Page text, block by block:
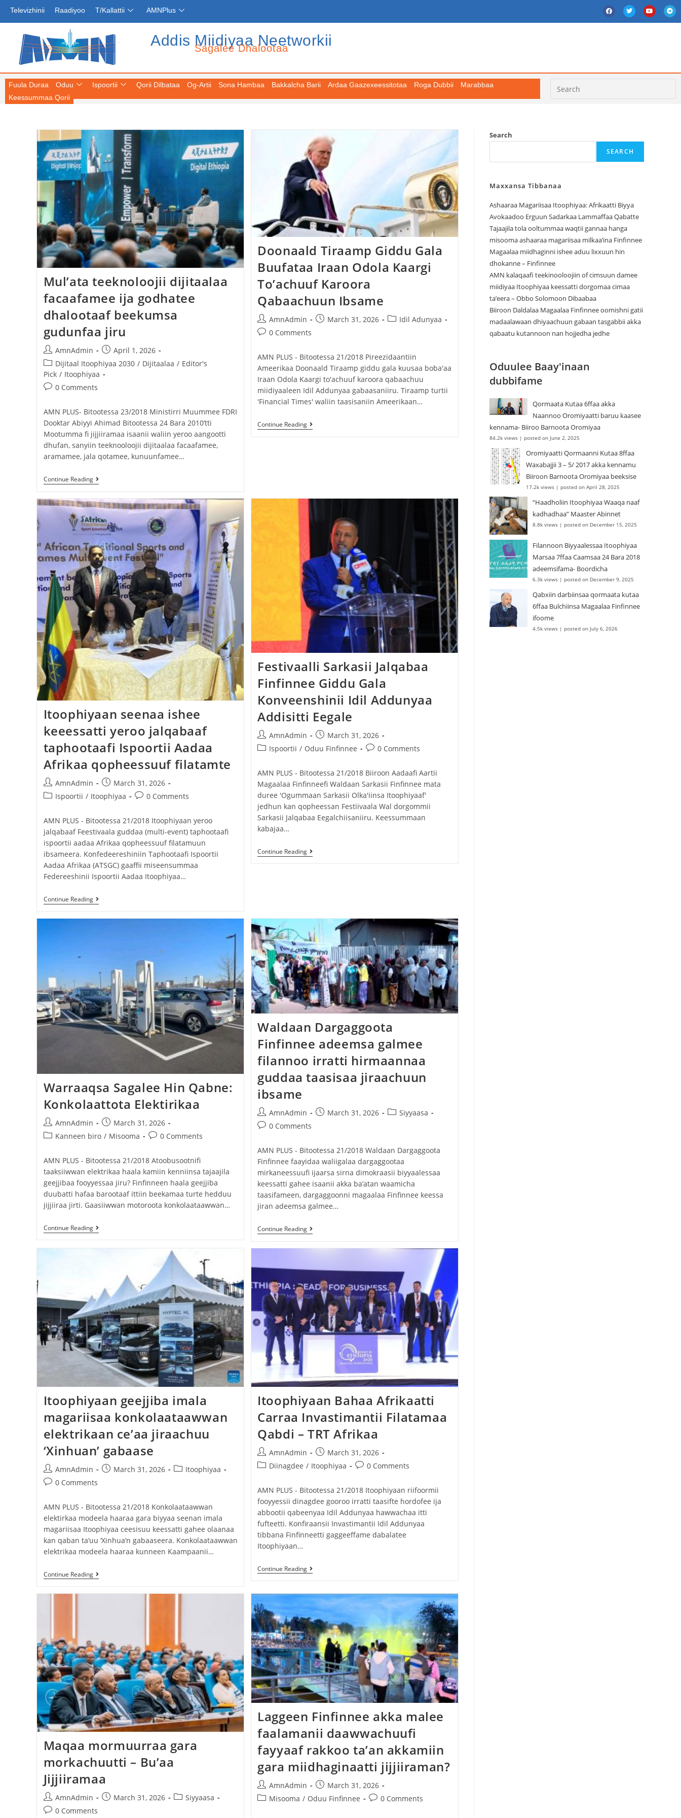
Televizhinii Raadiyoo T/Kallattii AMNPlus
Addis Miidiyaa Neetworkii
Sagalee Dhalootaa
Fuula Duraa Oduu
Ashaaraa Magariisaa Itoophiyaa:
Afrikaatti Biyya Avokaadoo Erguun
Sadarkaa Lammaffaa Qabatte
August 5, 2026
Jijjiirama saffisa Itoophiyaan roga maraan
galmeessaa jirtu ajaa’ibsiifachuu
dhiisuun hin danda’amu – Xiinxala CNN
August 4, 2026
Ispoortii Qorii Dilbataa Og-Artii Sona Hambaa Bakkalcha Barii Ardaa Gaazexeessitotaa Roga Dubbii
Marabbaa
Keessummaa Qorii
Mul’ata teeknoloojii dijitaalaa
facaafamee ija godhatee
dhalootaaf beekumsa
gudunfaa jiru
AmnAdmin
April 1, 2026
Dijitaal Itoophiyaa 2030 / Dijitaalaa / Editor's
Pick / Itoophiyaa
0 Comments
AMN PLUS- Bitootessa 23/2018 Ministirri Muummee FDRI
Dooktar Abiyyi Ahimad Bitootessa 24 Bara 2010’tti
Mootumma fi jijjiiramaa isaanii waliin yeroo aangootti
dhufan, sanyiin teeknooloojii dijitaalaa facaafamee,
aramamee, jala qotamee, kunuunfamee…
Continue Reading
Doonaald Tiraamp Giddu Gala
Buufataa Iraan Odola Kaargi
To’achuuf Karoora
Qabaachuun Ibsame
AmnAdmin March 31, 2026
Idil Adunyaa
0 Comments
AMN PLUS - Bitootessa 21/2018 Pireezidaantiin
Ameerikaa Doonaald Tiraamp giddu gala kuusaa boba'aa
Iraan Odola Kaargi to'achuuf karoora qabaachuu
miidiyaaleen Idil Addunyaa gabaasaniiru. Tiraamp turtii
'Financial Times' waliin taasisaniin Ameerikaan…
Continue Reading
Itoophiyaan seenaa ishee
keeessatti yeroo jalqabaaf
taphootaafi Ispoortii Aadaa
Afrikaa qopheessuuf filatamte
AmnAdmin
March 31, 2026
Ispoortii / Itoophiyaa 0 Comments
AMN PLUS - Bitootessa 21/2018 Itoophiyaan yeroo
jalqabaaf Feestivaala guddaa (multi-event) taphootaafi
ispoortii aadaa Afrikaa qopheessuuf filatamuun
ibsameera. Konfedeereshiniin Taphootaafi Ispoortii
Aadaa Afrikaa (ATSGC) gaaffii miseensummaa
Federeeshinii Ispoortii Aadaa Itoophiyaa…
Continue Reading
Festivaalli Sarkasii Jalqabaa
Finfinnee Giddu Gala
Konveenshinii Idil Addunyaa
Addisitti Eegale
AmnAdmin
March 31, 2026
Ispoortii / Oduu Finfinnee 0 Comments
AMN PLUS - Bitootessa 21/2018 Biiroon Aadaafi Aartii
Magaalaa Finfinneefi Waldaan Sarkasii Finfinnee mata
duree 'Ogummaan Sarkasii Olka'iinsa Itoophiyaaf'
jedhun kan qopheessan Festiivaala Wal dorgommii
Sarkasii Jalqabaa Eegalchiisaniiru. Keessummaan
kabajaa…
Continue Reading
Warraaqsa Sagalee Hin Qabne:
Konkolaattota Elektirikaa
AmnAdmin
March 31, 2026
Kanneen biro / Misooma 0 Comments
AMN PLUS - Bitootessa 21/2018 Atoobusootnifi
taaksiiwwan elektrikaa haala kamiin kenniinsa tajaajila
geejjibaa fooyyessaa jiru? Finfinneen haala geejjiba
duubatti hafaa barootaaf ittiin beekamaa turte hedduu
jijjiiraa jirti. Gaasiiwwan motoroota konkolaataawwan…
Continue Reading
Waldaan Dargaggoota
Finfinnee adeemsa galmee
filannoo irratti hirmaannaa
guddaa taasisaa jiraachuun
ibsame
AmnAdmin March 31, 2026
Siyyaasa
0 Comments
AMN PLUS - Bitootessa 21/2018 Waldaan Dargaggoota
Finfinnee faayidaa waliigalaa dargaggootaa
mirkaneessuufi ijaarsa sirna dimokraasii biyyaalessaa
keessatti gahee isaanii akka ba’atan waamicha
taasifameen, dargaggoonni magaalaa Finfinnee keessa
jiran adeemsa galmee…
Continue Reading
Itoophiyaan geejjiba imala
magariisaa konkolaataawwan
elektrikaan ce’aa jiraachuu
‘Xinhuan’ gabaase
AmnAdmin March 31, 2026
Itoophiyaa
0 Comments
AMN PLUS - Bitootessa 21/2018 Konkolaataawwan
elektirkaa modeela haaraa gara biyyaa seenan imala
magariisaa Itoophiyaa ceesisuu keessatti gahee olaanaa
kan qaban ta’uu ‘Xinhua’n gabaaseera. Konkolaataawwan
elektrikaa modeela haaraa kunneen Kaampaanii…
Continue Reading
Itoophiyaan Bahaa Afrikaatti
Carraa Invastimantii Filatamaa
Qabdi – TRT Afrikaa
AmnAdmin
March 31, 2026
Diinagdee / Itoophiyaa 0 Comments
AMN PLUS - Bitootessa 21/2018 Itoophiyaan riifoormii
fooyyessii dinagdee gooroo irratti taasifte hordofee ija
abbootii qabeenyaa Idil Addunyaa hawwachaa itti
fufteetti. Konfiraansii Invastimantii Idil Addunyaa
tibbana Finfinneetti gaggeeffame dabalatee
Itoophiyaan…
Continue Reading
Maqaa mormuurraa gara
morkachuutti – Bu’aa
Jijjiiramaa
AmnAdmin March 31, 2026
Siyyaasa
0 Comments
Laggeen Finfinnee akka malee
faalamanii daawwachuufi
fayyaaf rakkoo ta’an akkamiin
gara miidhaginaatti jijjiiraman?
AmnAdmin
March 31, 2026
Misooma / Oduu Finfinnee 0 Comments
Search
SEARCH
Maxxansa Tibbanaa
Ashaaraa Magariisaa Itoophiyaa: Afrikaatti Biyya
Avokaadoo Erguun Sadarkaa Lammaffaa Qabatte
Tajaajila tola ooltummaa waqtii gannaa hanga
misooma ashaaraa magariisaa milkaa’ina Finfinnee
Magaalaa miidhaginni ishee aduu lixxuun hin
dhokanne – Finfinnee
‎AMN kalaqaafi teekinooloojiin of cimsuun damee
miidiyaa Itoophiyaa keessatti dorgomaa cimaa
ta’eera – Obbo Solomoon Dibaabaa
Biiroon Daldalaa Magaalaa Finfinnee oomishni gatii
madaalawaan dhiyaachuun gabaan tasgabbii akka
qabaatu kutannoon nan hojjedha jedhe
Oduulee Baay'inaan
dubbifame
Qormaata Kutaa 6ffaa akka
Naannoo Oromiyaatti baruu kaasee
kennama- Biiroo Barnoota Oromiyaa
84.2k views | posted on June 2, 2025
Oromiyaatti Qormaanni Kutaa 8ffaa
Waxabajjii 3 – 5/ 2017 akka kennamu
Biiroon Barnoota Oromiyaa beeksise
17.2k views | posted on April 28, 2025
“Haadholiin Itoophiyaa Waaqa naaf
kadhadhaa” Maaster Abinnet
8.8k views | posted on December 15, 2025
Filannoon Biyyaalessaa Itoophiyaa
Marsaa 7ffaa Caamsaa 24 Bara 2018
adeemsifama- Boordicha
6.3k views | posted on December 9, 2025
Qabxiin darbiinsaa qormaata kutaa
6ffaa Bulchiinsa Magaalaa Finfinnee
ifoome
4.5k views | posted on July 6, 2026